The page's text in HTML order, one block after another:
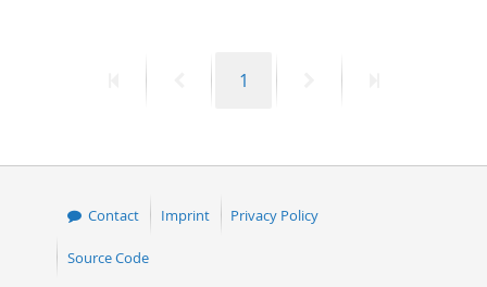
PreviousPage
1
Contact Imprint Privacy Policy
Source Code